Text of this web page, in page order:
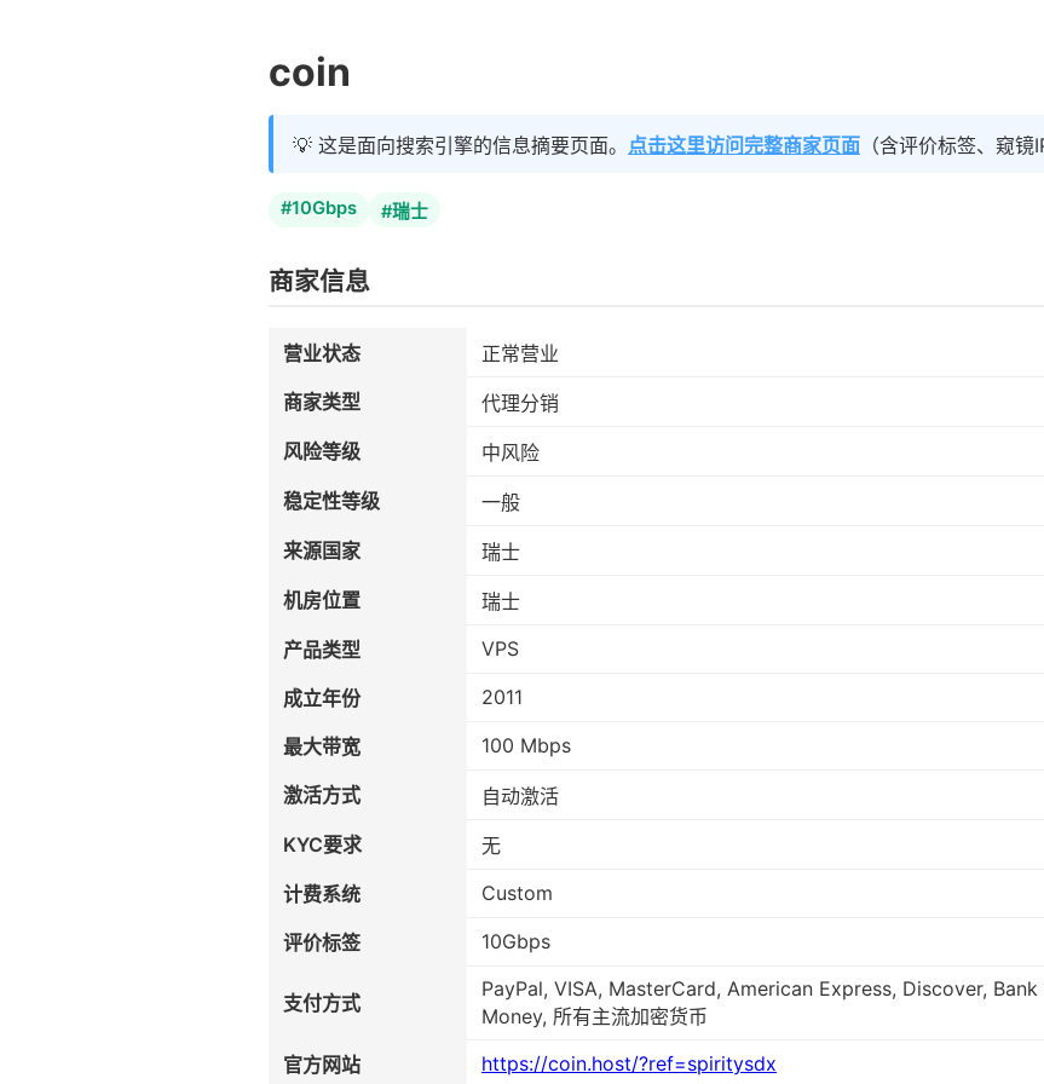
coin
💡 这是面向搜索引擎的信息摘要页面。 点击这里访问完整商家页面 （含评价标签、窥
#10Gbps #瑞士
商家信息
营业状态
正常营业
商家类型
代理分销
风险等级
中风险
稳定性等级
一般
来源国家
瑞士
机房位置
瑞士
产品类型
VPS
成立年份 2011
最大带宽 100 Mbps
激活方式
自动激活
KYC要求
无
计费系统
Custom
评价标签 10Gbps
支付方式
PayPal, VISA, MasterCard, American Express, Discover,
Money, 所有主流加密货币
官方网站
https://coin.host/?ref=spiritysdx